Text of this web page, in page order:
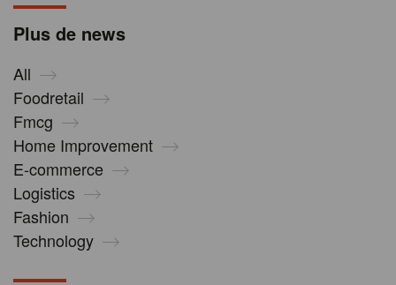
Plus de news
All
Foodretail
Fmcg
Home Improvement
E-commerce
Logistics
Fashion
Technology